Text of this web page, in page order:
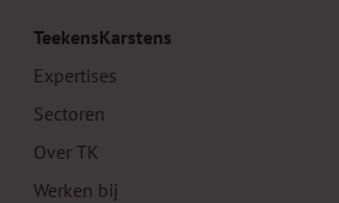
TeekensKarstens
Expertises
Sectoren
Over TK
Werken bij